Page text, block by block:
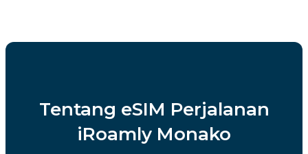
Tentang eSIM Perjalanan
iRoamly Monako